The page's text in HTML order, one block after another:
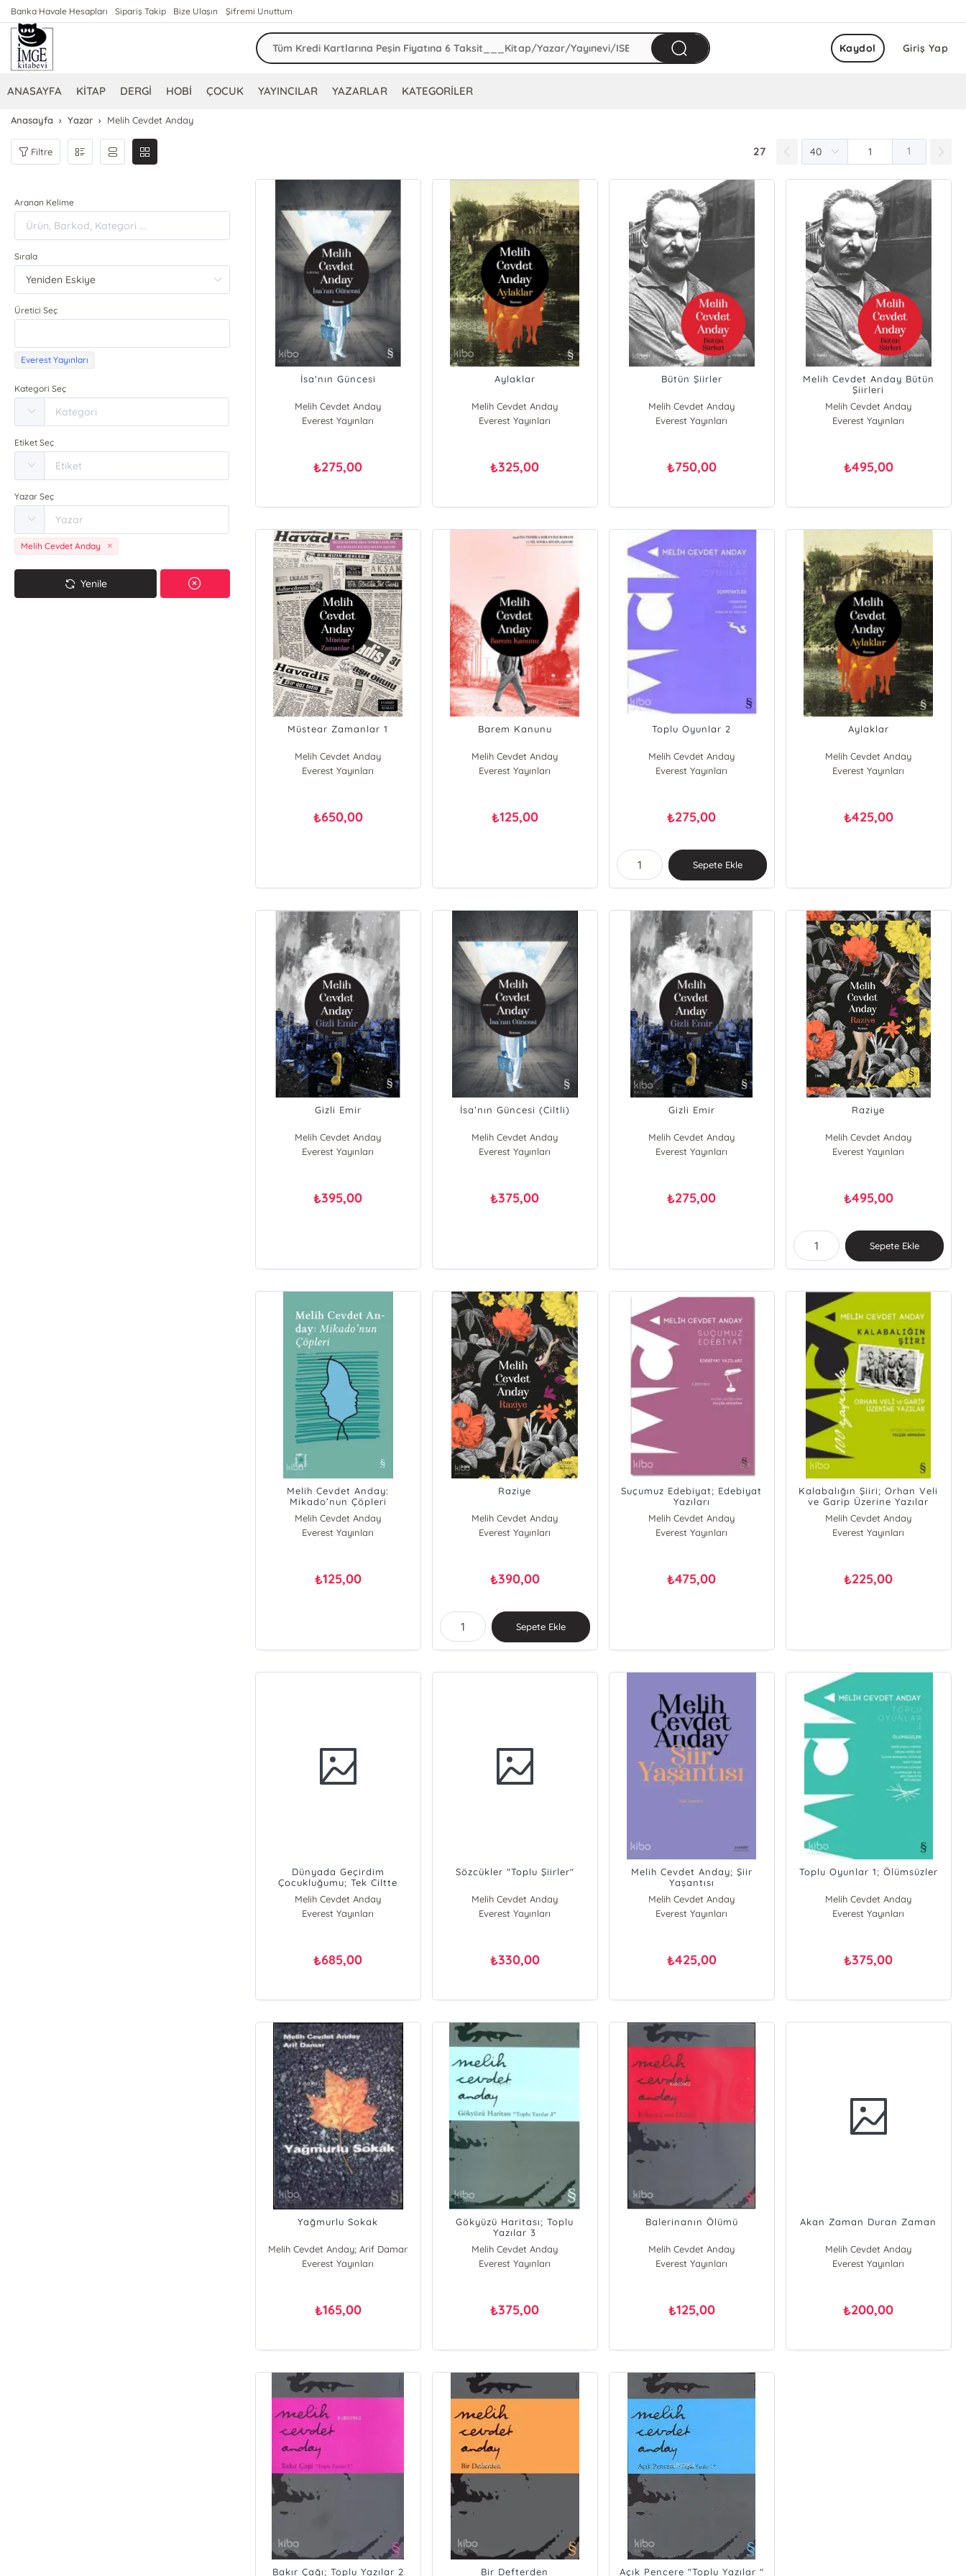
Banka Havale Hesapları Sipariş Takip Bize Ulaşın Şifremi Unuttum
Giriş Yap
Kaydol
ANASAYFA KİTAP DERGİ HOBİ ÇOCUK YAYINCILAR YAZARLAR KATEGORİLER
Anasayfa Yazar Melih Cevdet Anday
Filtre 27 1
Aranan Kelime
Sırala
Üretici Seç
Everest Yayınları
Kategori Seç
Etiket Seç
Yazar Seç
Melih Cevdet Anday
Yenile
İsa'nın Güncesi
Melih Cevdet Anday
Everest Yayınları
₺275,00
Aylaklar
Melih Cevdet Anday
Everest Yayınları
₺325,00
Bütün Şiirler
Melih Cevdet Anday
Everest Yayınları
₺750,00
Melih Cevdet Anday Bütün
Şiirleri
Melih Cevdet Anday
Everest Yayınları
₺495,00
Müstear Zamanlar 1
Melih Cevdet Anday
Everest Yayınları
₺650,00
Barem Kanunu
Melih Cevdet Anday
Everest Yayınları
₺125,00
Toplu Oyunlar 2
Melih Cevdet Anday
Everest Yayınları
₺275,00
Sepete Ekle
Aylaklar
Melih Cevdet Anday
Everest Yayınları
₺425,00
Gizli Emir
Melih Cevdet Anday
Everest Yayınları
₺395,00
İsa’nın Güncesi (Ciltli)
Melih Cevdet Anday
Everest Yayınları
₺375,00
Gizli Emir
Melih Cevdet Anday
Everest Yayınları
₺275,00
Raziye
Melih Cevdet Anday
Everest Yayınları
₺495,00
Sepete Ekle
Melih Cevdet Anday:
Mikado’nun Çöpleri
Melih Cevdet Anday
Everest Yayınları
₺125,00
Raziye
Melih Cevdet Anday
Everest Yayınları
₺390,00
Sepete Ekle
Suçumuz Edebiyat; Edebiyat
Yazıları
Melih Cevdet Anday
Everest Yayınları
₺475,00
Kalabalığın Şiiri; Orhan Veli
ve Garip Üzerine Yazılar
Melih Cevdet Anday
Everest Yayınları
₺225,00
Dünyada Geçirdim
Çocukluğumu; Tek Ciltte
Melih Cevdet Anday
Everest Yayınları
₺685,00
Sözcükler "Toplu Şiirler"
Melih Cevdet Anday
Everest Yayınları
₺330,00
Melih Cevdet Anday; Şiir
Yaşantısı
Melih Cevdet Anday
Everest Yayınları
₺425,00
Toplu Oyunlar 1; Ölümsüzler
Melih Cevdet Anday
Everest Yayınları
₺375,00
Yağmurlu Sokak
Melih Cevdet Anday; Arif Damar
Arif Damar
Everest Yayınları
₺165,00
Gökyüzü Haritası; Toplu
Yazılar 3
Melih Cevdet Anday
Everest Yayınları
₺375,00
Balerinanın Ölümü
Melih Cevdet Anday
Everest Yayınları
₺125,00
Akan Zaman Duran Zaman
Melih Cevdet Anday
Everest Yayınları
₺200,00
Bakır Çağı; Toplu Yazılar 2 Bir Defterden Açık Pencere "Toplu Yazılar "